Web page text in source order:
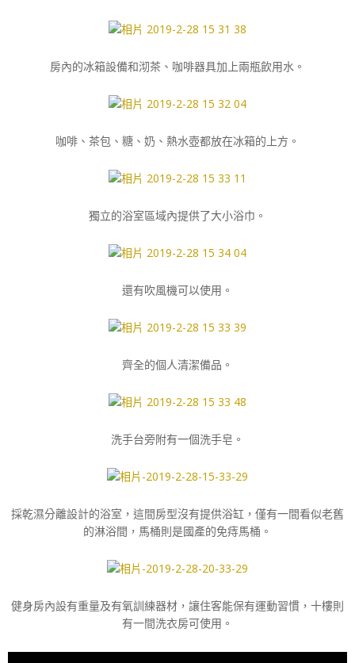
房內的冰箱設備和沏茶、咖啡器具加上兩瓶飲用水。
咖啡、茶包、糖、奶、熱水壺都放在冰箱的上方。
獨立的浴室區域內提供了大小浴巾。
還有吹風機可以使用。
齊全的個人清潔備品。
洗手台旁附有一個洗手皂。
採乾濕分離設計的浴室，這間房型沒有提供浴缸，僅有一間看似老舊
的淋浴間，馬桶則是國產的免痔馬桶。
健身房內設有重量及有氧訓練器材，讓住客能保有運動習慣，十樓則
有一間洗衣房可使用。